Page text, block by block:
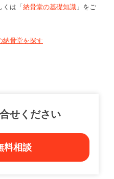
くは「納骨堂の基礎知識 」をご
納骨堂を探す
せください
料相談